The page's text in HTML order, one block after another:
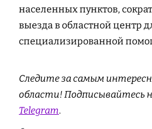
населенных пунктов,
выезда в областной центр
специализированной
Следите за самым
области! Подписывайтесь
Telegram.